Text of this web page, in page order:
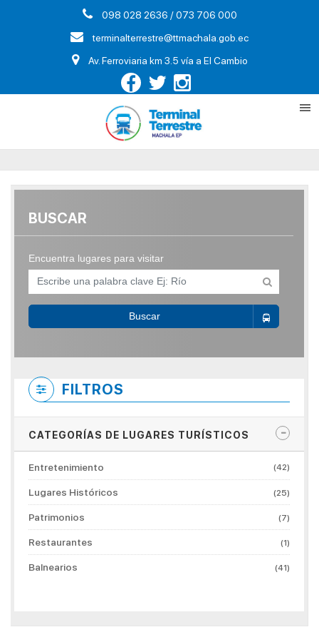
098 028 2636 / 073 706 000
terminalterrestre@ttmachala.gob.ec
Av. Ferroviaria km 3.5 vía a El Cambio
BUSCAR
Encuentra lugares para visitar
Buscar
FILTROS
CATEGORÍAS DE LUGARES TURÍSTICOS
Entretenimiento (42)
Lugares Históricos (25)
Patrimonios (7)
Restaurantes (1)
Balnearios (41)